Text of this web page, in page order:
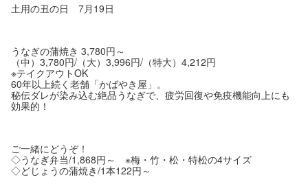
土用の丑の日 7月19日
うなぎの蒲焼き 3,780円～
（中）3,780円/（大）3,996円/（特大）4,212円
※テイクアウトOK
60年以上続く老舗「かばやき屋」。
秘伝ダレが染み込む絶品うなぎで、疲労回復や免疫機能向上にも
効果的！
ご一緒にどうぞ！
◇うなぎ弁当/1,868円～ ※梅・竹・松・特松の4サイズ
◇どじょうの蒲焼き/1本122円～